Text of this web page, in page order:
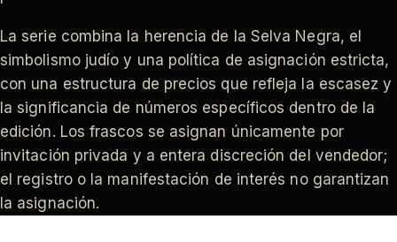
La serie combina la herencia de la Selva Negra, el
simbolismo judío y una política de asignación estricta,
con una estructura de precios que refleja la escasez y
la significancia de números específicos dentro de la
edición. Los frascos se asignan únicamente por
invitación privada y a entera discreción del vendedor;
el registro o la manifestación de interés no garantizan
la asignación.